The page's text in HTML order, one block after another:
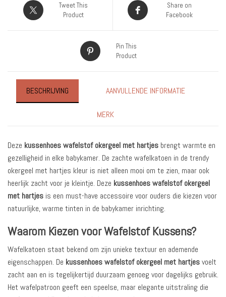
Tweet This
Product
Share on
Facebook
Pin This
Product
BESCHRIJVING AANVULLENDE INFORMATIE
MERK
Deze kussenhoes wafelstof okergeel met hartjes brengt warmte en
gezelligheid in elke babykamer. De zachte wafelkatoen in de trendy
okergeel met hartjes kleur is niet alleen mooi om te zien, maar ook
heerlijk zacht voor je kleintje. Deze kussenhoes wafelstof okergeel
met hartjes is een must-have accessoire voor ouders die kiezen voor
natuurlijke, warme tinten in de babykamer inrichting.
Waarom Kiezen voor Wafelstof Kussens?
Wafelkatoen staat bekend om zijn unieke textuur en ademende
eigenschappen. De kussenhoes wafelstof okergeel met hartjesvoelt
zacht aan en is tegelijkertijd duurzaam genoeg voor dagelijks gebruik.
Het wafelpatroon geeft een speelse, maar elegante uitstraling die